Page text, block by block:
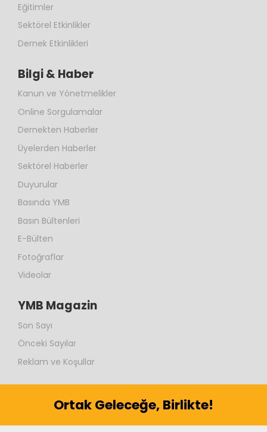
Eğitimler
Sektörel Etkinlikler
Dernek Etkinlikleri
Bilgi & Haber
Kanun ve Yönetmelikler
Online Sorgulamalar
Dernekten Haberler
Üyelerden Haberler
Sektörel Haberler
Duyurular
Basında YMB
Basın Bültenleri
E-Bülten
Fotoğraflar
Videolar
YMB Magazin
Son Sayı
Önceki Sayılar
Reklam ve Koşullar
Ortak Geleceğe, Birlikte!